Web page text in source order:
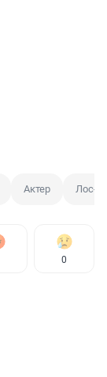
Актер Лос-
0